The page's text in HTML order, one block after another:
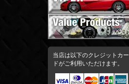
当店は以下のクレジットカー
ドがご利用いただけます。